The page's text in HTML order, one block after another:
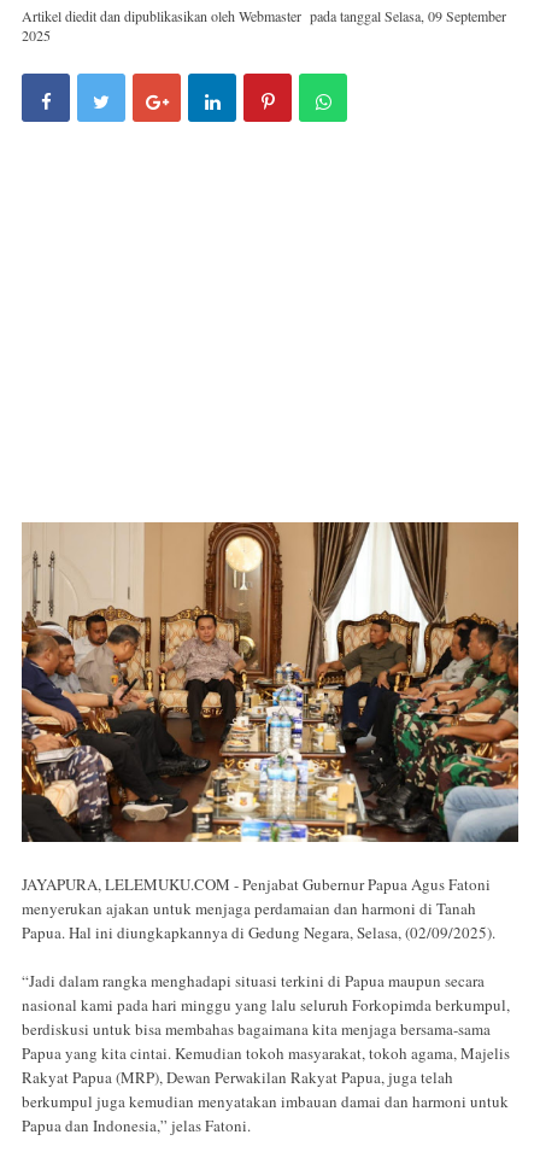
Artikel diedit dan dipublikasikan oleh Webmaster pada tanggalSelasa, 09 September
2025
JAYAPURA, LELEMUKU.COM - Penjabat Gubernur Papua Agus Fatoni
menyerukan ajakan untuk menjaga perdamaian dan harmoni di Tanah
Papua. Hal ini diungkapkannya di Gedung Negara, Selasa, (02/09/2025).
“Jadi dalam rangka menghadapi situasi terkini di Papua maupun secara
nasional kami pada hari minggu yang lalu seluruh Forkopimda berkumpul,
berdiskusi untuk bisa membahas bagaimana kita menjaga bersama-sama
Papua yang kita cintai. Kemudian tokoh masyarakat, tokoh agama, Majelis
Rakyat Papua (MRP), Dewan Perwakilan Rakyat Papua, juga telah
berkumpul juga kemudian menyatakan imbauan damai dan harmoni untuk
Papua dan Indonesia,” jelas Fatoni.